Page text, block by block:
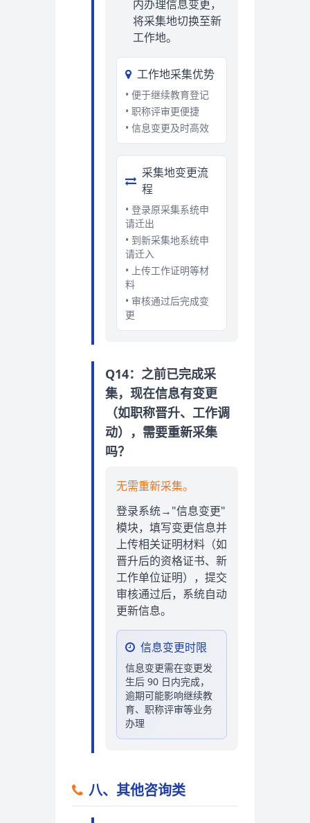
内办理信息变更，
将采集地切换至新
工作地。
工作地采集优势
• 便于继续教育登记
• 职称评审更便捷
• 信息变更及时高效
采集地变更流
程
• 登录原采集系统申
请迁出
• 到新采集地系统申
请迁入
• 上传工作证明等材
料
• 审核通过后完成变
更
Q14：之前已完成采
集，现在信息有变更
（如职称晋升、工作调
动），需要重新采集
吗？
无需重新采集。
登录系统→"信息变更"
模块，填写变更信息并
上传相关证明材料（如
晋升后的资格证书、新
工作单位证明），提交
审核通过后，系统自动
更新信息。
信息变更时限
信息变更需在变更发
生后 90 日内完成，
逾期可能影响继续教
育、职称评审等业务
办理
八、其他咨询类